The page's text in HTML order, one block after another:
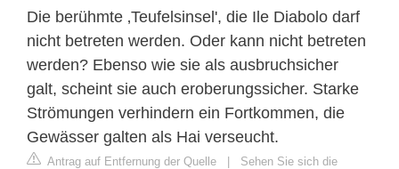
Die berühmte ‚Teufelsinsel', die Ile Diabolo darf
nicht betreten werden. Oder kann nicht betreten
werden? Ebenso wie sie als ausbruchsicher
galt, scheint sie auch eroberungssicher. Starke
Strömungen verhindern ein Fortkommen, die
Gewässer galten als Hai verseucht.
Antrag auf Entfernung der Quelle | Sehen Sie sich die